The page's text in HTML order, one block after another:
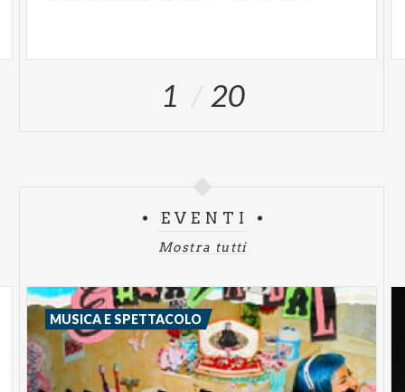
1 20
EVENTI
Mostra tutti
MUSICA E SPETTACOLO